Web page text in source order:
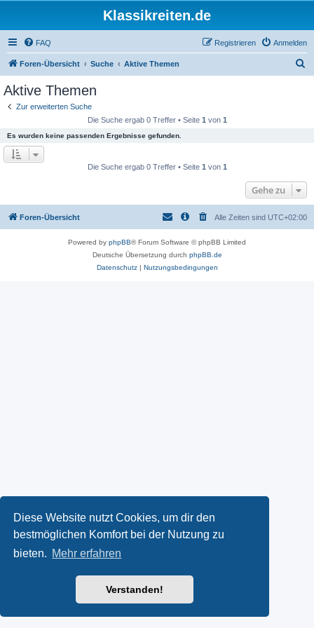
Diese Website nutzt Cookies, um dir den
bestmöglichen Komfort bei der Nutzung zu
bieten. Mehr erfahren
Verstanden!
Klassikreiten.de
FAQ Anmelden
Registrieren
Foren-Übersicht Suche Aktive Themen
Aktive Themen
Zur erweiterten Suche
Die Suche ergab 0 Treffer • Seite 1 von 1
Es wurden keine passenden Ergebnisse gefunden.
Die Suche ergab 0 Treffer • Seite 1 von 1
Gehe zu
Foren-Übersicht Alle Zeiten sind UTC+02:00
Powered by phpBB® Forum Software © phpBB Limited
Deutsche Übersetzung durch phpBB.de
Datenschutz| Nutzungsbedingungen